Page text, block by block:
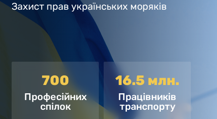
Захист прав українських моряків
700
Професійних
спілок
16.5 млн.
Працівників
транспорту